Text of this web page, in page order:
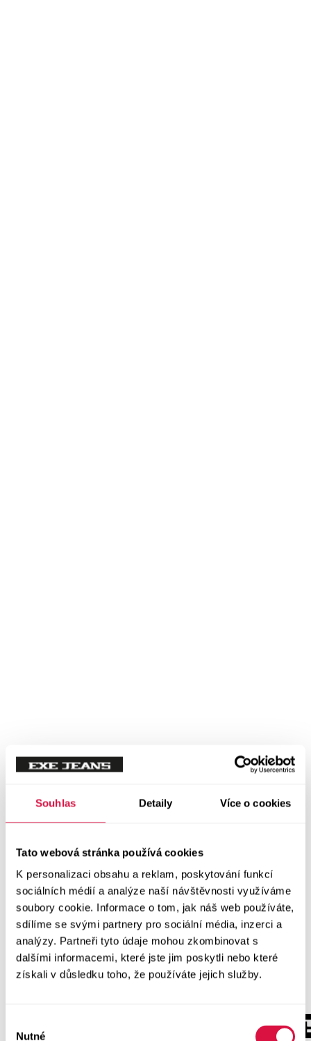
Souhlas Detaily Více o cookies
Tato webová stránka používá cookies
K personalizaci obsahu a reklam, poskytování funkcí
sociálních médií a analýze naší návštěvnosti využíváme
soubory cookie. Informace o tom, jak náš web používáte,
sdílíme se svými partnery pro sociální média, inzerci a
analýzy. Partneři tyto údaje mohou zkombinovat s
dalšími informacemi, které jste jim poskytli nebo které
získali v důsledku toho, že používáte jejich služby.
Nutné